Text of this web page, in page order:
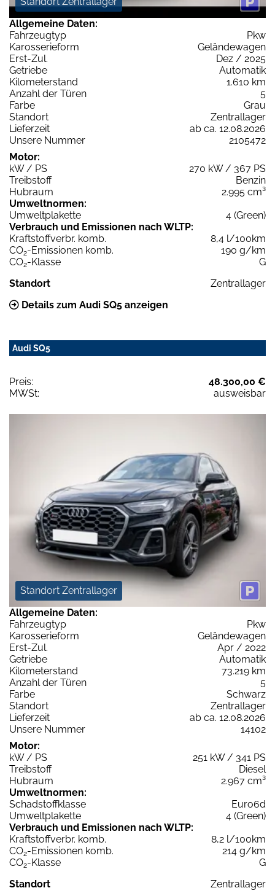
Allgemeine Daten:
Fahrzeugtyp
Pkw
Karosserieform
Geländewagen
Erst-Zul.
Dez / 2025
Getriebe
Automatik
Kilometerstand
1.610 km
Anzahl der Türen
5
Farbe
Grau
Standort
Zentrallager
Lieferzeit
ab ca. 12.08.2026
Unsere Nummer
2105472
Motor:
kW / PS
270 kW / 367 PS
Treibstoff
Benzin
Hubraum
2.995 cm³
Umweltnormen:
Umweltplakette
4 (Green)
Verbrauch und Emissionen nach WLTP:
Kraftstoffverbr. komb.
8,4 l/100km
CO2-Emissionen komb.
190 g/km
CO2-Klasse
G
Standort
Zentrallager
Details zum Audi SQ5 anzeigen
Audi SQ5
Preis:
48.300,00 €
MWSt:
ausweisbar
Standort Zentrallager
Allgemeine Daten:
Fahrzeugtyp
Pkw
Karosserieform
Geländewagen
Erst-Zul.
Apr / 2022
Getriebe
Automatik
Kilometerstand
73.219 km
Anzahl der Türen
5
Farbe
Schwarz
Standort
Zentrallager
Lieferzeit
ab ca. 12.08.2026
Unsere Nummer
14102
Motor:
kW / PS
251 kW / 341 PS
Treibstoff
Diesel
Hubraum
2.967 cm³
Umweltnormen:
Schadstoffklasse
Euro6d
Umweltplakette
4 (Green)
Verbrauch und Emissionen nach WLTP:
Kraftstoffverbr. komb.
8,2 l/100km
CO2-Emissionen komb.
214 g/km
CO2-Klasse
G
Standort
Zentrallager